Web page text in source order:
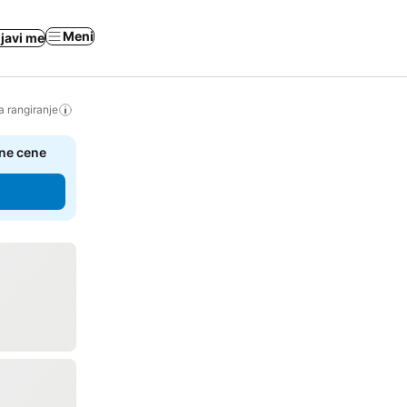
me Meni
rangiranje
cene